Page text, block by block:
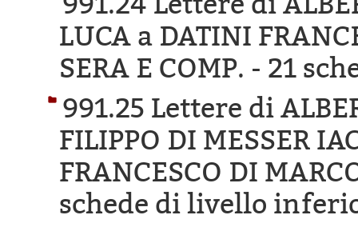
LUCA a DATINI
SERA E COMP. - 21
991.25 Lettere di
FILIPPO DI MESSER
FRANCESCO DI
schede di livello